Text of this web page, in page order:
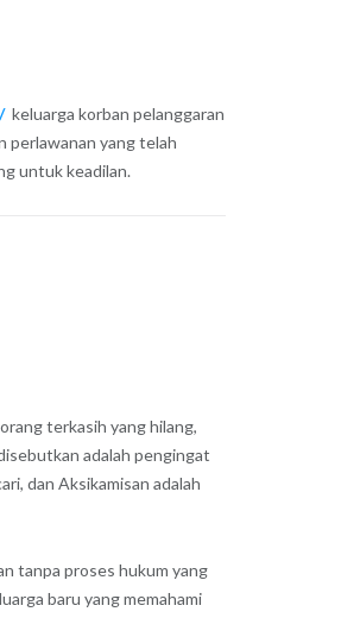
keluarga korban pelanggaran
perlawanan yang telah
untuk keadilan.
terkasih yang hilang,
adalah pengingat
dan Aksikamisan adalah
tanpa proses hukum yang
baru yang memahami